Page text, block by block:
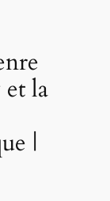
la
|